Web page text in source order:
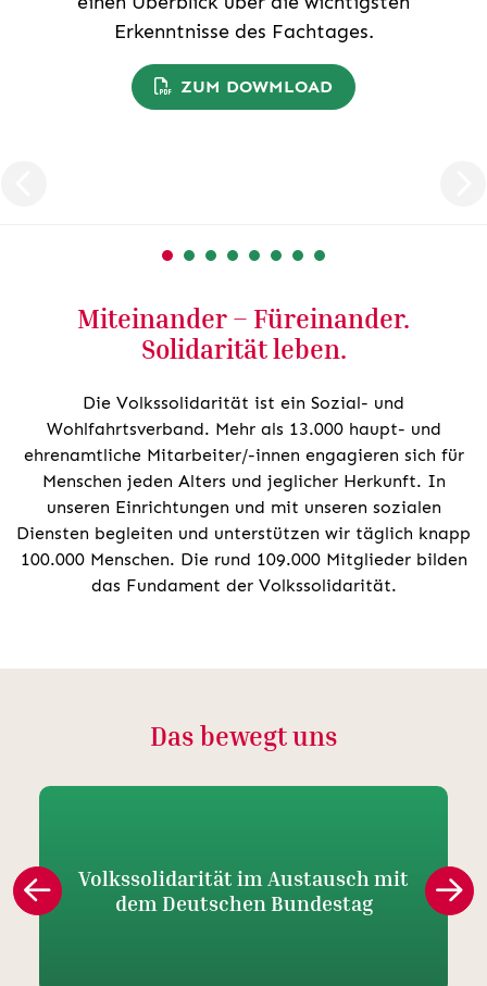
Erkenntnisse des Fachtages.
ZUM DOWMLOAD
Miteinander – Füreinander.
Solidarität leben.
Die Volkssolidarität ist ein Sozial- und
Wohlfahrtsverband. Mehr als 13.000 haupt- und
ehrenamtliche Mitarbeiter/-innen engagieren sich für
Menschen jeden Alters und jeglicher Herkunft. In
unseren Einrichtungen und mit unseren sozialen
Diensten begleiten und unterstützen wir täglich knapp
100.000 Menschen. Die rund 109.000 Mitglieder bilden
das Fundament der Volkssolidarität.
Das bewegt uns
Volkssolidarität im Austausch mit
dem Deutschen Bundestag